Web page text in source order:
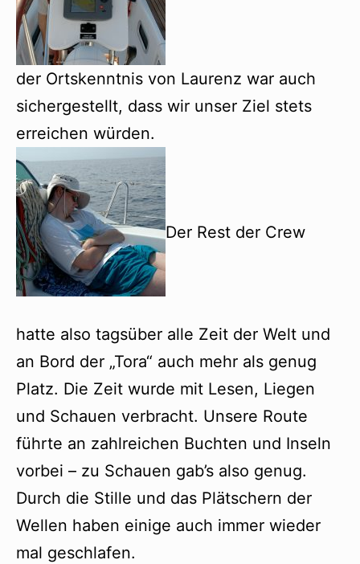
der Ortskenntnis von Laurenz war auch
sichergestellt, dass wir unser Ziel stets
erreichen würden.
Der Rest der Crew
hatte also tagsüber alle Zeit der Welt und
an Bord der „Tora“ auch mehr als genug
Platz. Die Zeit wurde mit Lesen, Liegen
und Schauen verbracht. Unsere Route
führte an zahlreichen Buchten und Inseln
vorbei – zu Schauen gab’s also genug.
Durch die Stille und das Plätschern der
Wellen haben einige auch immer wieder
mal geschlafen.